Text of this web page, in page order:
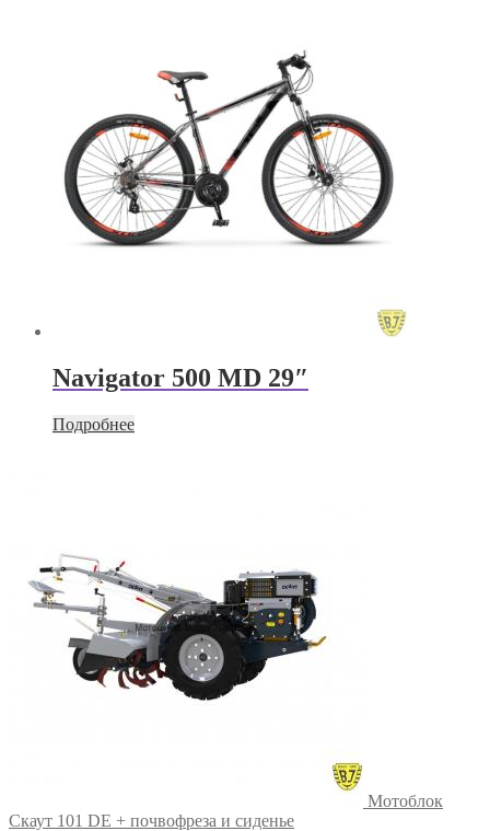
Navigator 500 MD 29″
Подробнее
Мотоблок
Скаут 101 DE + почвофреза и сиденье